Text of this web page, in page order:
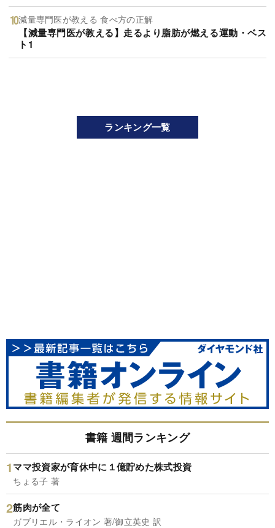
減量専門医が教える 食べ方の正解
【減量専門医が教える】走るより脂肪が燃える運動・ベス
ト1
ランキング一覧
書籍 週間ランキング
ママ投資家が育休中に１億貯めた株式投資
ちょる子 著
筋肉が全て
ガブリエル・ライオン 著/御立英史 訳